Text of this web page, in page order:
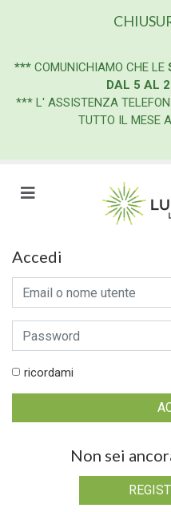
*** COMUNICHIAMO CHE LE
DAL 5 AL
*** L' ASSISTENZA
TUTTO IL MESE
Accedi
ricordami
Non sei